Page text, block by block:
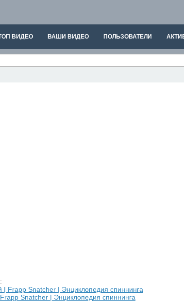
ВИДЕО ВАШИ ВИДЕО ПОЛЬЗОВАТЕЛИ
Snatcher | Энциклопедия спиннинга